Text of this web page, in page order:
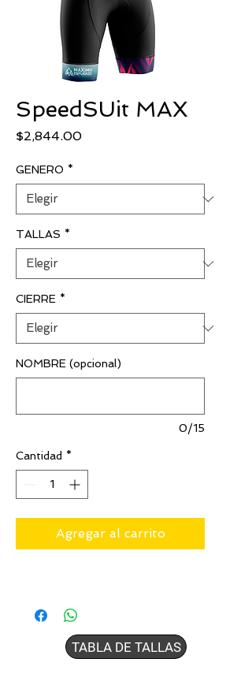
SpeedSUit MAX
$2,844.00Precio
GENERO *
TALLAS *
CIERRE *
NOMBRE (opcional)
0/15
Cantidad *
Agregar al carrito
TABLA DE TALLAS